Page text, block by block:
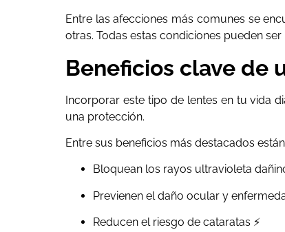
Entre las afecciones más comunes se
otras. Todas estas condiciones pueden
Beneficios clave de
Incorporar este tipo de lentes en tu vida
una protección.
Entre sus beneficios más destacados
Bloquean los rayos ultravioleta
Previenen el daño ocular y
Reducen el riesgo de cataratas ⚡